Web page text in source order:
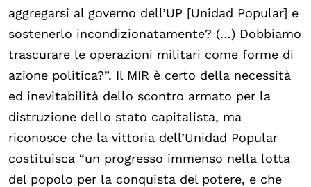
aggregarsi al governo dell’UP [Unidad Popular] e
sostenerlo incondizionatamente? (…) Dobbiamo
trascurare le operazioni militari come forme di
azione politica?”. Il MIR è certo della necessità
ed inevitabilità dello scontro armato per la
distruzione dello stato capitalista, ma
riconosce che la vittoria dell’Unidad Popular
costituisca “un progresso immenso nella lotta
del popolo per la conquista del potere, e che